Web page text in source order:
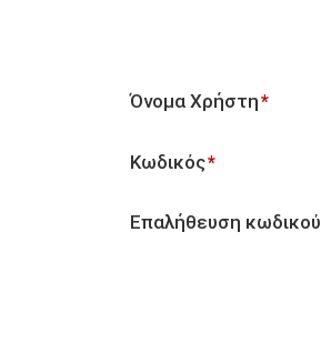
Όνομα Χρήστη*
Κωδικός*
Επαλήθευση κωδικού